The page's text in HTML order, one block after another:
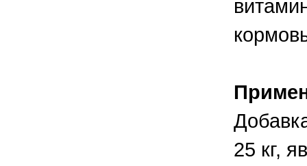
25 кг,